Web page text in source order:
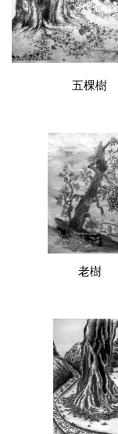
五棵樹
老樹